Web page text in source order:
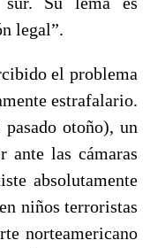
legal”.
el problema
estrafalario.
otoño), un
ante las cámaras
absolutamente
niños terroristas
norteamericano